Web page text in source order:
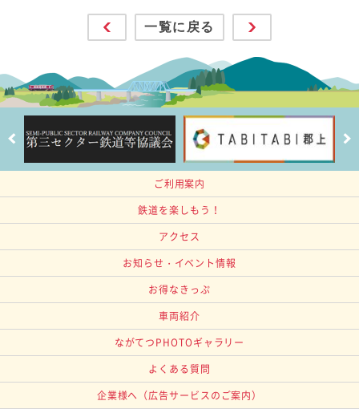
一覧に戻る
ご利用案内
鉄道を楽しもう！
アクセス
お知らせ・イベント情報
お得なきっぷ
車両紹介
ながてつPHOTOギャラリー
よくある質問
企業様へ （広告サービスのご案内）